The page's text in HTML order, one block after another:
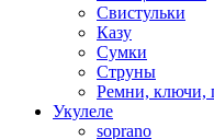
Свистульки
Казу
Сумки
Струны
Ремни, ключи,
Укулеле
soprano